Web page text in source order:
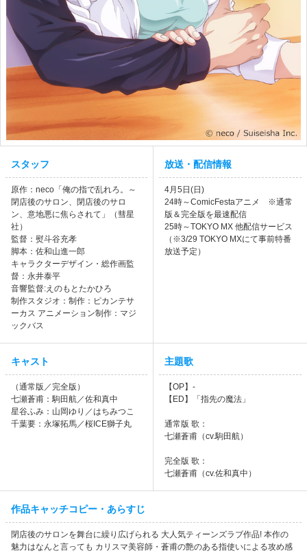
スタッフ
原作：neco「俺の指で乱れろ。～
閉店後のサロン、閉店後のサロ
ン、意地悪に焦らされて」（彗星
社）
監督：熨斗谷充孝
脚本：佐和山進一郎
キャラクターデザイン・総作画監
督：永井泰平
音響監督:えのもとたかひろ
制作スタジオ：制作：ピカンテサ
ーカス アニメーション制作：マジ
ックバス
放送・配信情報
4月5日(日)
24時～ComicFestaアニメ ※通常
版＆完全版を最速配信
25時～TOKYO MX 他配信サービス
（※3/29 TOKYO MXにて事前特番
放送予定）
キャスト
（通常版／完全版）
七瀬蒼甫：駒田航／佐和真中
星谷ふみ：山岡ゆり／はちみつこ
千葉要：永塚拓馬／桜ICE獅子丸
主題歌
【OP】-
【ED】「指先の魔法」
通常版 歌：
七瀬蒼甫（cv.駒田航）
完全版 歌：
七瀬蒼甫（cv.佐和真中）
作品キャッチコピー・あらすじ
閉店後のサロンを舞台に繰り広げられる 大人気ティーンズラブ作品! 本作の
魅力はなんと言っても カリスマ美容師・蒼甫の艶のある指使いによる攻め感